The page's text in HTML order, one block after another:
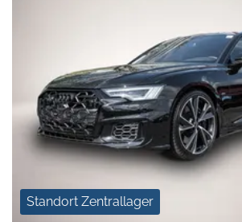
Standort Zentrallager